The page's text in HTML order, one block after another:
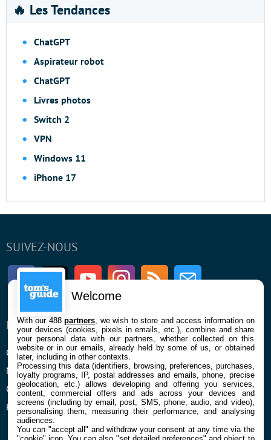
🔥 Les Tendances
ChatGPT
Aspirateur robot
ChatGPT
Livres photos
Switch 2
VPN
Windows 11
iPhone 17
SUIVEZ-NOUS
FacebookTwitter Youtube InstagramRSS Newsletter
ENTREPRISE
Qui sommes nous
Mentions légales et CGU
Confidentialité et Cookies
Préférences cookies
À PROPOS
La rédaction
Contact
Welcome
With our 488partners , we wish to store and access information on
your devices (cookies, pixels in emails, etc.), combine and share
your personal data with our partners, whether collected on this
website or in our emails, already held by some of us, or obtained
later, including in other contexts.
Processing this data (identifiers, browsing, preferences, purchases,
loyalty programs, IP, postal addresses and emails, phone, precise
geolocation, etc.) allows developing and offering you services,
content, commercial offers and ads across your devices and
screens (including by email, post, SMS, phone, audio, and video),
personalising them, measuring their performance, and analysing
audiences.
You can "accept all" and withdraw your consent at any time via the
"cookie" icon. You can also "set detailed preferences" and object to